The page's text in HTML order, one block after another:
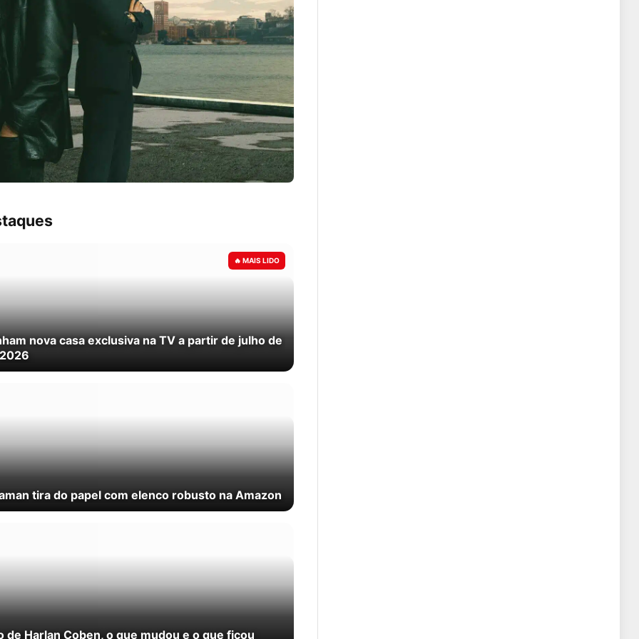
nova casa exclusiva na TV a partir de julho de
tira do papel com elenco robusto na Amazon
Harlan Coben, o que mudou e o que ficou